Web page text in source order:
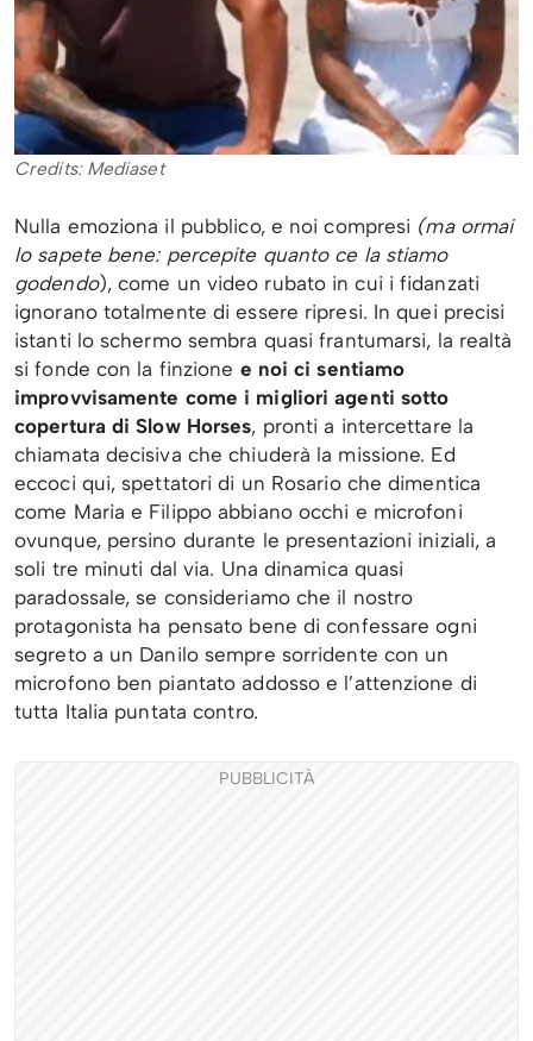
Credits: Mediaset
Nulla emoziona il pubblico, e noi compresi (ma ormai
lo sapete bene: percepite quanto ce la stiamo
godendo), come un video rubato in cui i fidanzati
ignorano totalmente di essere ripresi. In quei precisi
istanti lo schermo sembra quasi frantumarsi, la realtà
si fonde con la finzione e noi ci sentiamo
improvvisamente come i migliori agenti sotto
copertura di Slow Horses, pronti a intercettare la
chiamata decisiva che chiuderà la missione. Ed
eccoci qui, spettatori di un Rosario che dimentica
come Maria e Filippo abbiano occhi e microfoni
ovunque, persino durante le presentazioni iniziali, a
soli tre minuti dal via. Una dinamica quasi
paradossale, se consideriamo che il nostro
protagonista ha pensato bene di confessare ogni
segreto a un Danilo sempre sorridente con un
microfono ben piantato addosso e l’attenzione di
tutta Italia puntata contro.
PUBBLICITÀ